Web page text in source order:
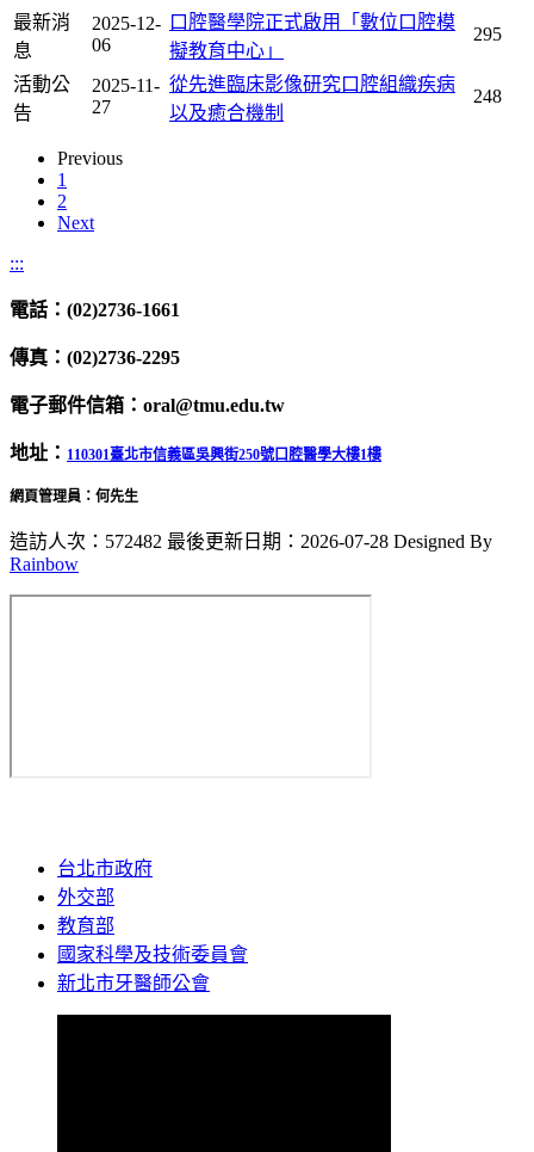
最新消
息
2025-12-
06
口腔醫學院正式啟用「數位口腔模
擬教育中心」
295
活動公
告
2025-11-
27
從先進臨床影像研究口腔組織疾病
以及癒合機制
248
Previous
1
2
Next
:::
電話：(02)2736-1661
傳真：(02)2736-2295
電子郵件信箱：oral@tmu.edu.tw
地址： 110301臺北市信義區吳興街250號口腔醫學大樓1樓
網頁管理員：何先生
造訪人次：572482 最後更新日期：2026-07-28 Designed By
Rainbow
台北市政府
外交部
教育部
國家科學及技術委員會
新北市牙醫師公會